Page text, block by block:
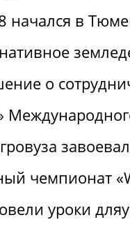
начался в
о
чемпионат
уроки